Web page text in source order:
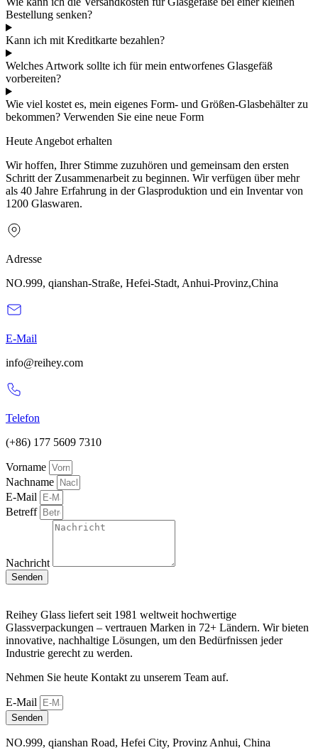
Bestellung senken?
Kann ich mit Kreditkarte bezahlen?
Welches Artwork sollte ich für mein entworfenes Glasgefäß
vorbereiten?
Wie viel kostet es, mein eigenes Form- und Größen-Glasbehälter zu
bekommen? Verwenden Sie eine neue Form
Heute Angebot erhalten
Wir hoffen, Ihrer Stimme zuzuhören und gemeinsam den ersten
Schritt der Zusammenarbeit zu beginnen. Wir verfügen über mehr
als 40 Jahre Erfahrung in der Glasproduktion und ein Inventar von
1200 Glaswaren.
Adresse
NO.999, qianshan-Straße, Hefei-Stadt, Anhui-Provinz,China
E-Mail
info@reihey.com
Telefon
(+86) 177 5609 7310
Vorname
Nachname
E-Mail
Betreff
Nachricht
Senden
Reihey Glass liefert seit 1981 weltweit hochwertige
Glassverpackungen – vertrauen Marken in 72+ Ländern. Wir bieten
innovative, nachhaltige Lösungen, um den Bedürfnissen jeder
Industrie gerecht zu werden.
Nehmen Sie heute Kontakt zu unserem Team auf.
E-Mail
Senden
NO.999, qianshan Road, Hefei City, Provinz Anhui, China